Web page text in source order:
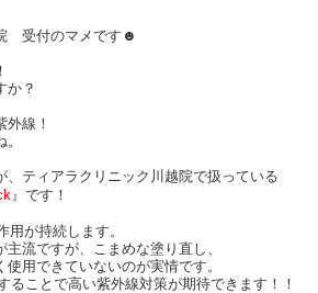
受付のマメです☻
か？
外線！
、ティアラクリニック川越院で扱っている
』です！
用が持続します。
流ですが、こまめな塗り直し、
用できていないのが実情です。
ることで高い紫外線対策が期待できます！！